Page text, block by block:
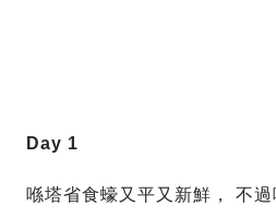
Day 1
喺塔省食蠔又平又新鮮， 不